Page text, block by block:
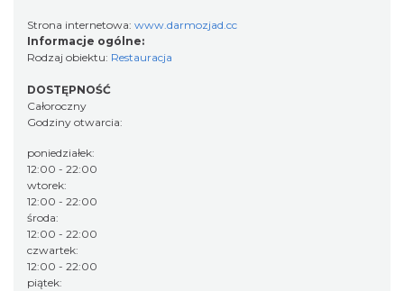
Strona internetowa: www.darmozjad.cc
Informacje ogólne:
Rodzaj obiektu: Restauracja
DOSTĘPNOŚĆ
Całoroczny
Godziny otwarcia:
poniedziałek:
12:00 - 22:00
wtorek:
12:00 - 22:00
środa:
12:00 - 22:00
czwartek:
12:00 - 22:00
piątek: